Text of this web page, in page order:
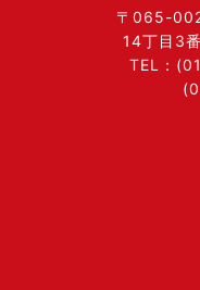
〒065-
14丁目3
TEL：